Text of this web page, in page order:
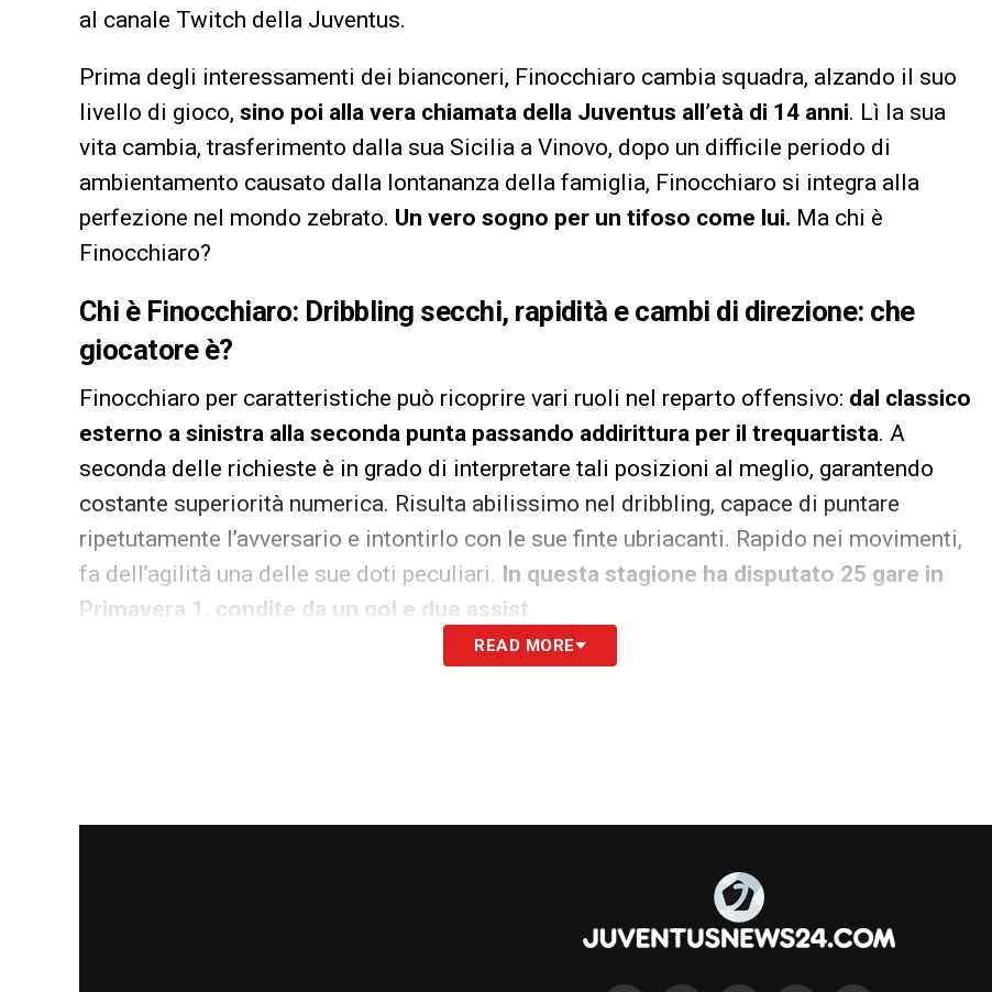
al canale Twitch della Juventus.
Prima degli interessamenti dei bianconeri, Finocchiaro cambia squadra, alzando il suo
livello di gioco, sino poi alla vera chiamata della Juventus all’età di 14 anni. Lì la sua
vita cambia, trasferimento dalla sua Sicilia a Vinovo, dopo un difficile periodo di
ambientamento causato dalla lontananza della famiglia, Finocchiaro si integra alla
perfezione nel mondo zebrato. Un vero sogno per un tifoso come lui. Ma chi è
Finocchiaro?
Chi è Finocchiaro: Dribbling secchi, rapidità e cambi di direzione: che
giocatore è?
Finocchiaro per caratteristiche può ricoprire vari ruoli nel reparto offensivo: dal classico
esterno a sinistra alla seconda punta passando addirittura per il trequartista. A
seconda delle richieste è in grado di interpretare tali posizioni al meglio, garantendo
costante superiorità numerica. Risulta abilissimo nel dribbling, capace di puntare
ripetutamente l’avversario e intontirlo con le sue finte ubriacanti. Rapido nei movimenti,
fa dell’agilità una delle sue doti peculiari. In questa stagione ha disputato 25 gare in
Primavera 1, condite da un gol e due assist
La rete è avvenuta in casa nella larga vittoria contro il
aggiunti alla capacità di gestione degli spazi, una dote lodabile.
Il rendimento del giocatore è sempre stato d’alto livello, ora, in attesa del definitivo
READ MORE